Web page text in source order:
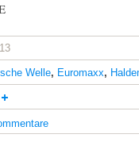
Welle, Euromaxx,